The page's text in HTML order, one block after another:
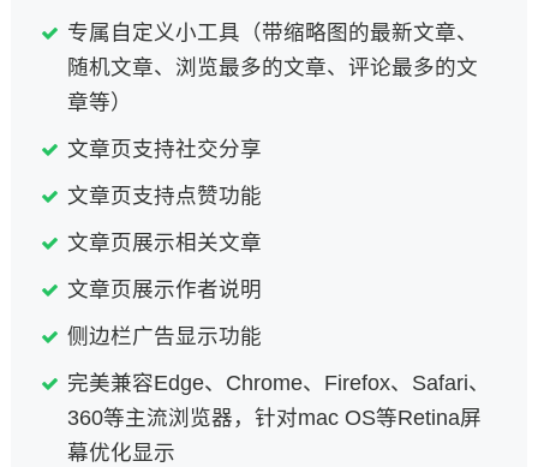
专属自定义小工具（带缩略图的最新文章、
随机文章、浏览最多的文章、评论最多的文
章等）
文章页支持社交分享
文章页支持点赞功能
文章页展示相关文章
文章页展示作者说明
侧边栏广告显示功能
完美兼容Edge、Chrome、Firefox、Safari、
360等主流浏览器，针对mac OS等Retina屏
幕优化显示